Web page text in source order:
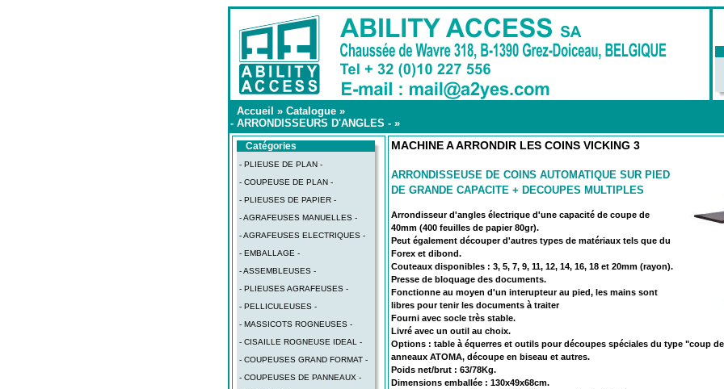
Accueil » Catalogue »
- ARRONDISSEURS D'ANGLES - »
Catégories
- PLIEUSE DE PLAN -
- COUPEUSE DE PLAN -
- PLIEUSES DE PAPIER -
- AGRAFEUSES MANUELLES -
- AGRAFEUSES ELECTRIQUES -
- EMBALLAGE -
- ASSEMBLEUSES -
- PLIEUSES AGRAFEUSES -
- PELLICULEUSES -
- MASSICOTS ROGNEUSES -
- CISAILLE ROGNEUSE IDEAL -
- COUPEUSES GRAND FORMAT -
- COUPEUSES DE PANNEAUX -
MACHINE A ARRONDIR LES COINS VICKING 3
ARRONDISSEUSE DE COINS AUTOMATIQUE SUR PIED
DE GRANDE CAPACITE + DECOUPES MULTIPLES
Arrondisseur d'angles électrique d'une capacité de coupe de
40mm (400 feuilles de papier 80gr).
Peut également découper d'autres types de matériaux tels que du
Forex et dibond.
Couteaux disponibles : 3, 5, 7, 9, 11, 12, 14, 16, 18 et 20mm (rayon).
Presse de bloquage des documents.
Fonctionne au moyen d'un interupteur au pied, les mains sont
libres pour tenir les documents à traiter
Fourni avec socle très stable.
Livré avec un outil au choix.
Options : table à équerres et outils pour découpes spéciales du type "coup
anneaux ATOMA, découpe en biseau et autres.
Poids net/brut : 63/78Kg.
Dimensions emballée : 130x49x68cm.